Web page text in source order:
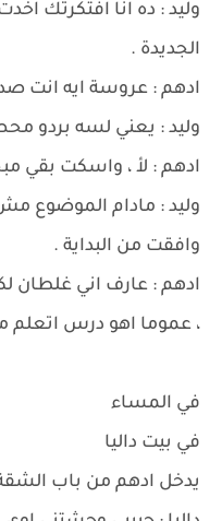
وليد : ده انا افتكرتك
الجديدة .
ادهم : عروسة ايه انت
وليد : يعني لسه بردو
ادهم : لأ ، واسكت بقي
وليد : مادام الموضوع
وافقت من البداية .
ادهم : عارف اني غلطان
، عموما اهو درس اتعلم
في المساء
في بيت داليا
يدخل ادهم من باب